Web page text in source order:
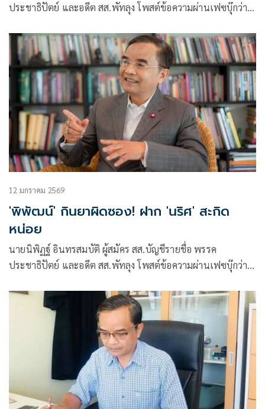
ประชาธิปัตย์ และอดีต สส.พัทลุง โพสต์ข้อความผ่านเฟซบุ๊กว่า
12 มกราคม 2569
'พิพัฒน์' กินยาผิดซอง! ฝาก 'นริศ' สะกิด
หน่อย
นายนิพิฏฐ์ อินทรสมบัติ ผู้สมัคร สส.บัญชีรายชื่อ พรรค
ประชาธิปัตย์ และอดีต สส.พัทลุง โพสต์ข้อความผ่านเฟซบุ๊กว่า